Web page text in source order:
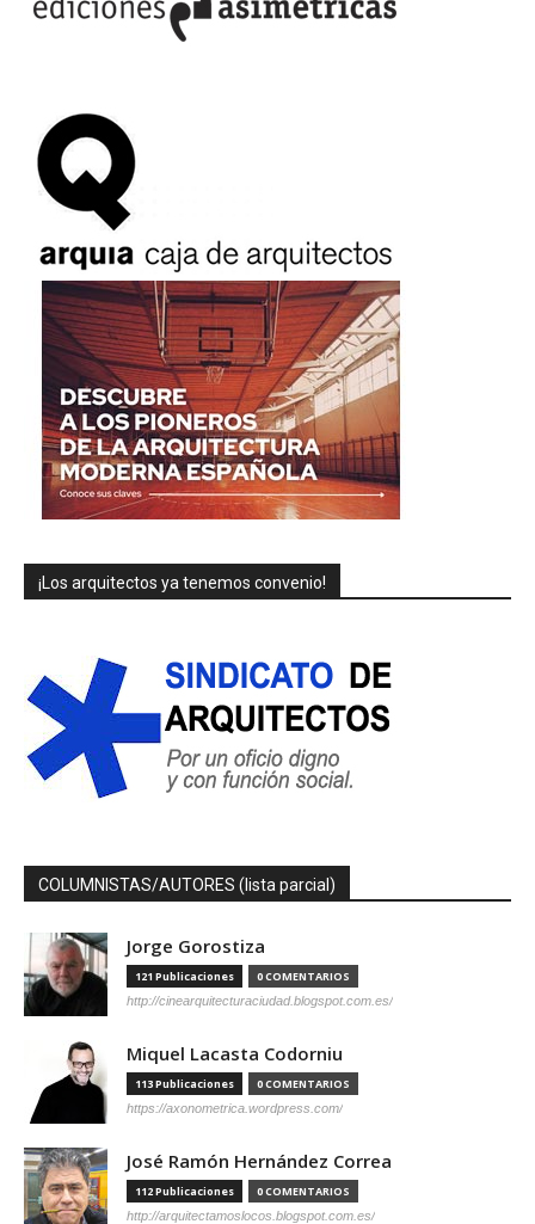
¡Los arquitectos ya tenemos convenio!
COLUMNISTAS/AUTORES (lista parcial)
Jorge Gorostiza
121 Publicaciones 0 COMENTARIOS
http://cinearquitecturaciudad.blogspot.com.es/
Miquel Lacasta Codorniu
113 Publicaciones 0 COMENTARIOS
https://axonometrica.wordpress.com/
José Ramón Hernández Correa
112 Publicaciones 0 COMENTARIOS
http://arquitectamoslocos.blogspot.com.es/